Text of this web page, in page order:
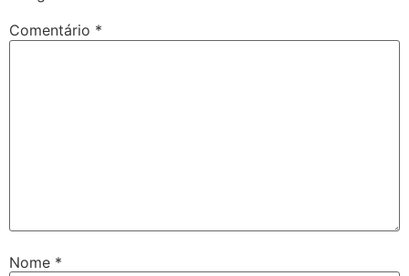
Comentário *
Nome *